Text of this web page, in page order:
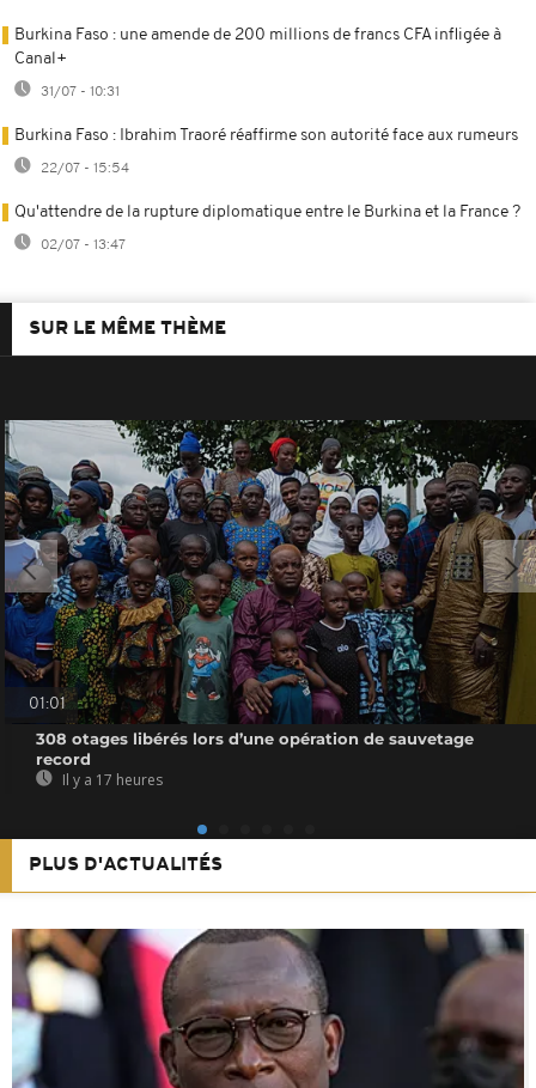
Burkina Faso : une amende de 200 millions de francs CFA infligée à
Canal+
31/07 - 10:31
Burkina Faso : Ibrahim Traoré réaffirme son autorité face aux rumeurs
22/07 - 15:54
Qu'attendre de la rupture diplomatique entre le Burkina et la France ?
02/07 - 13:47
SUR LE MÊME THÈME
01:01
308 otages libérés lors d’une opération de sauvetage
record
Il y a 17 heures
PLUS D'ACTUALITÉS